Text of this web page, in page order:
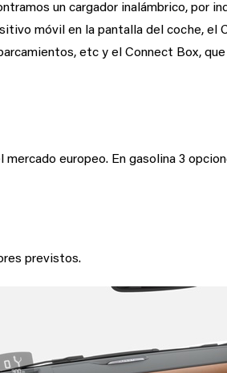
un cargador inalámbrico, por
móvil en la pantalla del coche,
etc y el Connect Box,
europeo. En gasolina 3
previstos.